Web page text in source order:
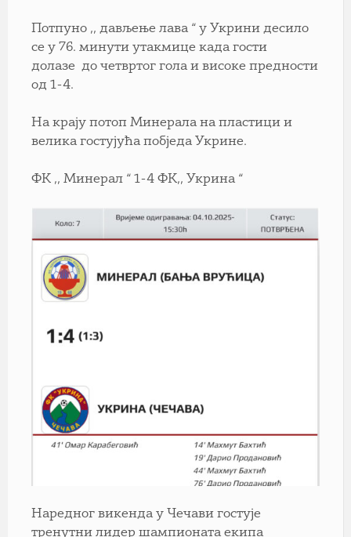
Потпуно ,, дављење лава “ у Укрини десило
се у 76. минути утакмице када гости
долазе до четвртог гола и високе предности
од 1-4.
На крају потоп Минерала на пластици и
велика гостујућа побједа Укрине.
ФК ,, Минерал “ 1-4 ФК,, Укрина “
Наредног викенда у Чечави гостује
тренутни лидер шампионата екипа